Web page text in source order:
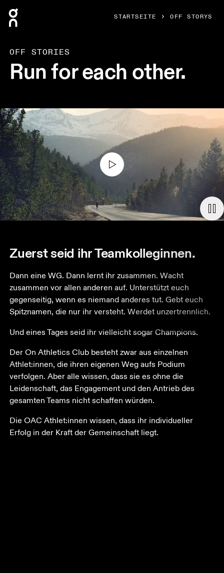
STARTSEITE OFF STORYS
OFF STORIES
Run for each other.
Zuerst seid ihr Teamkolleginnen.
Dann eine WG. Dann lernt ihr zusammen. Wacht
zusammen vor allen anderen auf. Unterstützt euch
gegenseitig, wenn es niemand anderes tut. Gebt euch
Spitznamen, die nur ihr versteht. Werdet unzertrennlich.
Und eines Tages seid ihr vielleicht sogar Champions.
Der On Athletics Club besteht zwar aus einzelnen
Athlet:innen, die ihren eigenen Weg aufs Podium
verfolgen. Aber alle wissen, dass sie es ohne die
Leidenschaft, das Engagement und den Antrieb des
gesamten Teams nicht schaffen würden.
Die OAC Athlet:innen wissen, dass ihr individueller
Erfolg in der Kraft der Gemeinschaft liegt.